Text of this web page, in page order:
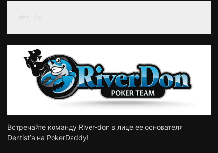
<hr />
Встречайте команду River-don в лице ее основателя
Dentist’а на PokerDaddy!